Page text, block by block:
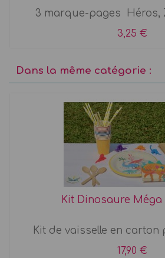
3 marque-pages Héros,
3,25 €
Dans la même catégorie :
Kit Dinosaure
Kit de vaisselle en carton
17,90 €